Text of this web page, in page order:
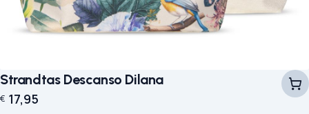
Strandtas Descanso Dilana
€ 17,95